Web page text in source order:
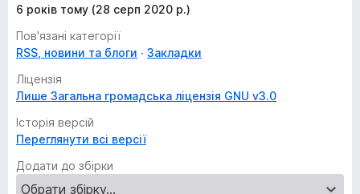
6 років тому (28 серп 2020 р.)
Пов'язані категорії
RSS, новини та блоги
Закладки
Ліцензія
Лише Загальна громадська ліцензія GNU v3.0
Історія версій
Переглянути всі версії
Додати до збірки